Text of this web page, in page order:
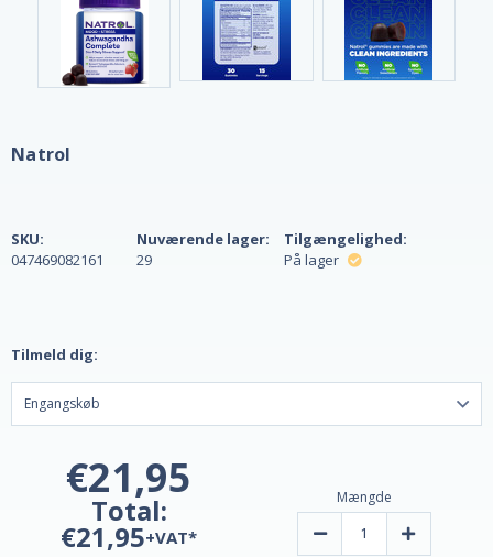
Natrol
SKU:
047469082161
Nuværende lager:
29
Tilgængelighed:
På lager
Tilmeld dig:
€21,95
Total:
€21,95+VAT*
Mængde
Reducer Øg